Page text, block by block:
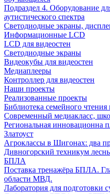
Подраздел 4. Оборудование
аутистического спектра
Светодиодные экраны,
Информационные LCD
LCD для видеостен
Светодиодные экраны
Видеокубы для видеостен
Медиаплееры
Контроллер для видеостен
Наши проекты
Реализованные проекты
Библиотека семейного
Современный медиакласс,
Региональная
Златоуст
Агроклассы в Шигонах: два
Дивногорский техникум
БПЛА
Поставка тренажёра БПЛА.
области МВД.
Лаборатория для подготовки